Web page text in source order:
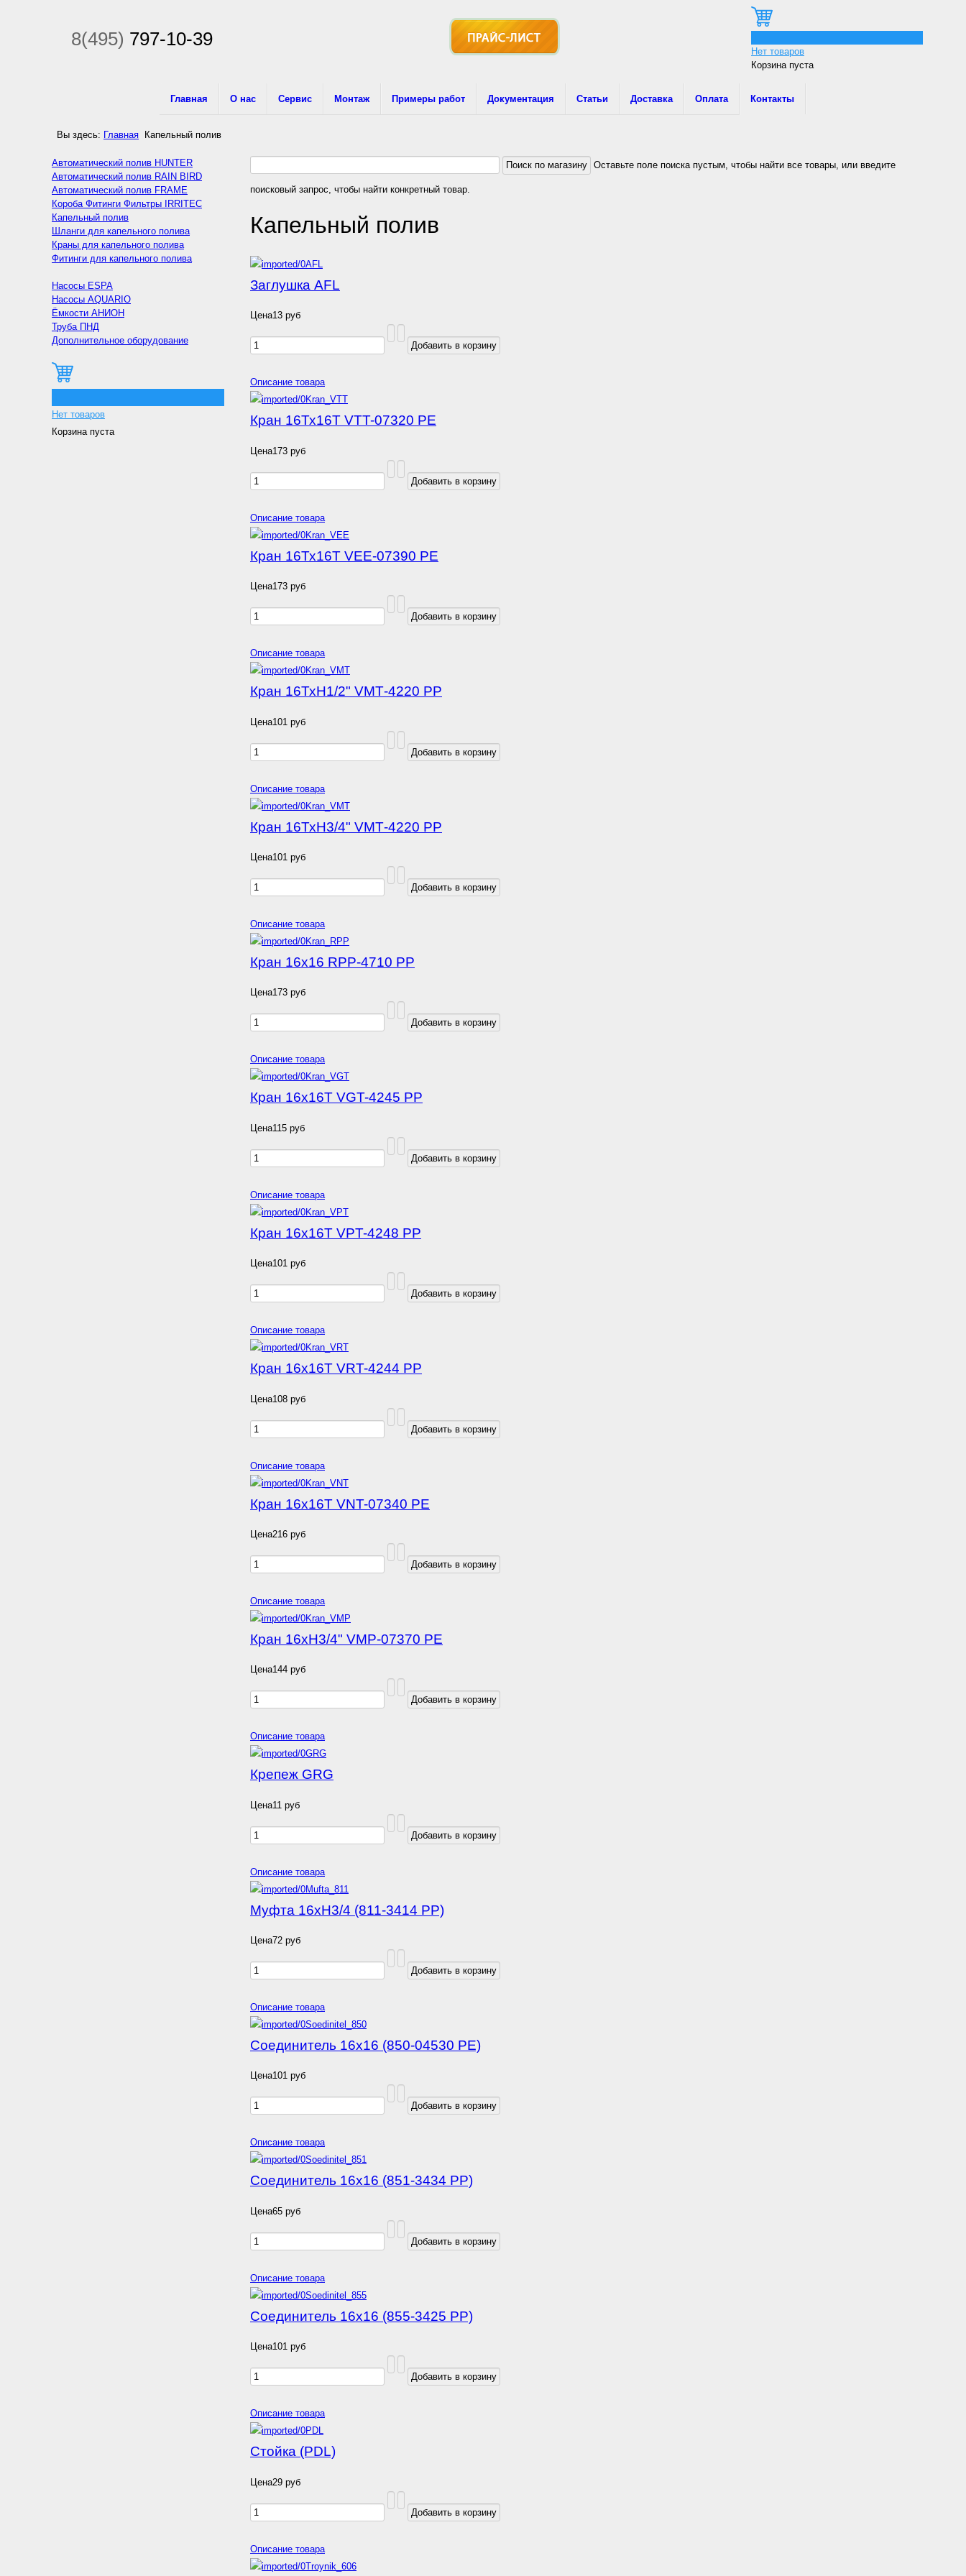
8(495) 797-10-39
Нет товаров
Корзина пуста
Главная О нас Сервис Монтаж Примеры работ Документация Статьи Доставка Оплата Контакты
Вы здесь: Главная Капельный полив
Автоматический полив HUNTER
Автоматический полив RAIN BIRD
Автоматический полив FRAME
Короба Фитинги Фильтры IRRITEC
Капельный полив
Шланги для капельного полива
Краны для капельного полива
Фитинги для капельного полива
Насосы ESPA
Насосы AQUARIO
Ёмкости АНИОН
Труба ПНД
Дополнительное оборудование
Нет товаров
Корзина пуста
Оставьте поле поиска пустым, чтобы найти все товары, или введите
поисковый запрос, чтобы найти конкретный товар.
Капельный полив
Заглушка AFL
Цена13 руб
Описание товара
Кран 16Тх16T VTT-07320 РЕ
Цена173 руб
Описание товара
Кран 16Тх16Т VEE-07390 РЕ
Цена173 руб
Описание товара
Кран 16ТхН1/2" VMТ-4220 РР
Цена101 руб
Описание товара
Кран 16ТхН3/4" VMТ-4220 РР
Цена101 руб
Описание товара
Кран 16х16 RPP-4710 РР
Цена173 руб
Описание товара
Кран 16х16T VGT-4245 РР
Цена115 руб
Описание товара
Кран 16х16T VPT-4248 РР
Цена101 руб
Описание товара
Кран 16х16T VRT-4244 РР
Цена108 руб
Описание товара
Кран 16х16Т VNT-07340 РЕ
Цена216 руб
Описание товара
Кран 16хН3/4" VMP-07370 РЕ
Цена144 руб
Описание товара
Крепеж GRG
Цена11 руб
Описание товара
Муфта 16хH3/4 (811-3414 РР)
Цена72 руб
Описание товара
Соединитель 16х16 (850-04530 РЕ)
Цена101 руб
Описание товара
Соединитель 16х16 (851-3434 РР)
Цена65 руб
Описание товара
Соединитель 16х16 (855-3425 РР)
Цена101 руб
Описание товара
Стойка (PDL)
Цена29 руб
Описание товара